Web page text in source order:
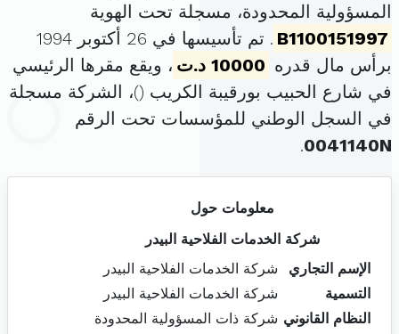
المسؤولية المحدودة، مسجلة تحت الهوية
B1100151997
. تم تأسيسها في 26 أكتوبر 1994
برأس مال قدره 10000 د.ت
، ويقع مقرها الرئيسي
في شارع الحبيب بورقيبة الكريب ()، الشركة مسجلة
في السجل الوطني للمؤسسات تحت الرقم
0041140N
.
معلومات حول
شركة الخدمات الفلاحية البيدر
الإسم التجاري
شركة الخدمات الفلاحية البيدر
التسمية
شركة الخدمات الفلاحية البيدر
النظام القانوني شركة ذات المسؤولية المحدودة